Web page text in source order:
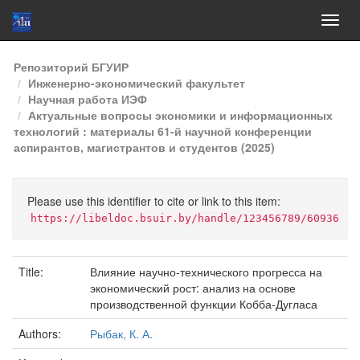
Skip
navigation
Репозиторий БГУИР
Инженерно-экономический факультет
Научная работа ИЭФ
Актуальные вопросы экономики и информационных
технологий : материалы 61-й научной конференции
аспирантов, магистрантов и студентов (2025)
Please use this identifier to cite or link to this item:
https://libeldoc.bsuir.by/handle/123456789/60936
Title:
Влияние научно-технического прогресса на
экономический рост: анализ на основе
производственной функции Кобба-Дугласа
Authors:
Рыбак, К. А.